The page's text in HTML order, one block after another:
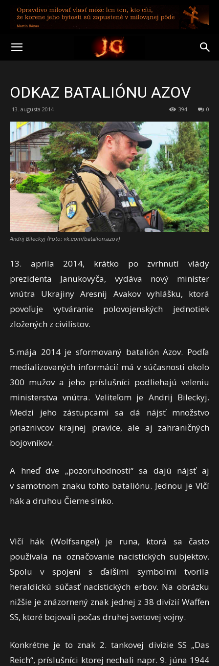
ODKAZ BATALIÓNU AZOV
13. augusta 2014 0
394
Andrij Bileckyj (Foto: vk.com/batalion.azov)
13. apríla 2014, krátko po zvrhnutí vlády
prezidenta Janukovyča, vydáva nový minister
vnútra Ukrajiny Aresnij Avakov vyhlášku, ktorá
povoľuje vytváranie polovojenských jednotiek
zložených z civilistov.
5.mája 2014 je sformovaný batalión Azov. Podľa
medializovaných informácií má v súčasnosti okolo
300 mužov a jeho príslušníci podliehajú veleniu
ministerstva vnútra. Veliteľom je Andrij Bileckyj.
Medzi jeho zástupcami sa dá nájsť množstvo
priaznivcov krajnej pravice, ale aj zahraničných
bojovníkov.
A hneď dve „pozoruhodnosti“ sa dajú nájsť aj
v samotnom znaku tohto bataliónu. Jednou je Vlčí
hák a druhou Čierne slnko.
Vlčí hák (Wolfsangel) je runa, ktorá sa často
používala na označovanie nacistických subjektov.
Spolu v spojení s ďalšími symbolmi tvorila
heraldickú súčasť nacistických erbov. Na obrázku
nižšie je znázornený znak jednej z 38 divízií Waffen
SS, ktoré bojovali počas druhej svetovej vojny.
Konkrétne je to znak 2. tankovej divizie SS „Das
Reich“, príslušníci ktorej nechali napr. 9. júna 1944